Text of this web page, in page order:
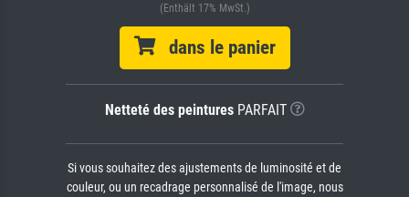
(Enthält 17% MwSt.)
dans le panier
Netteté des peinturesPARFAIT
Si vous souhaitez des ajustements de luminosité et de
couleur, ou un recadrage personnalisé de l'image, nous